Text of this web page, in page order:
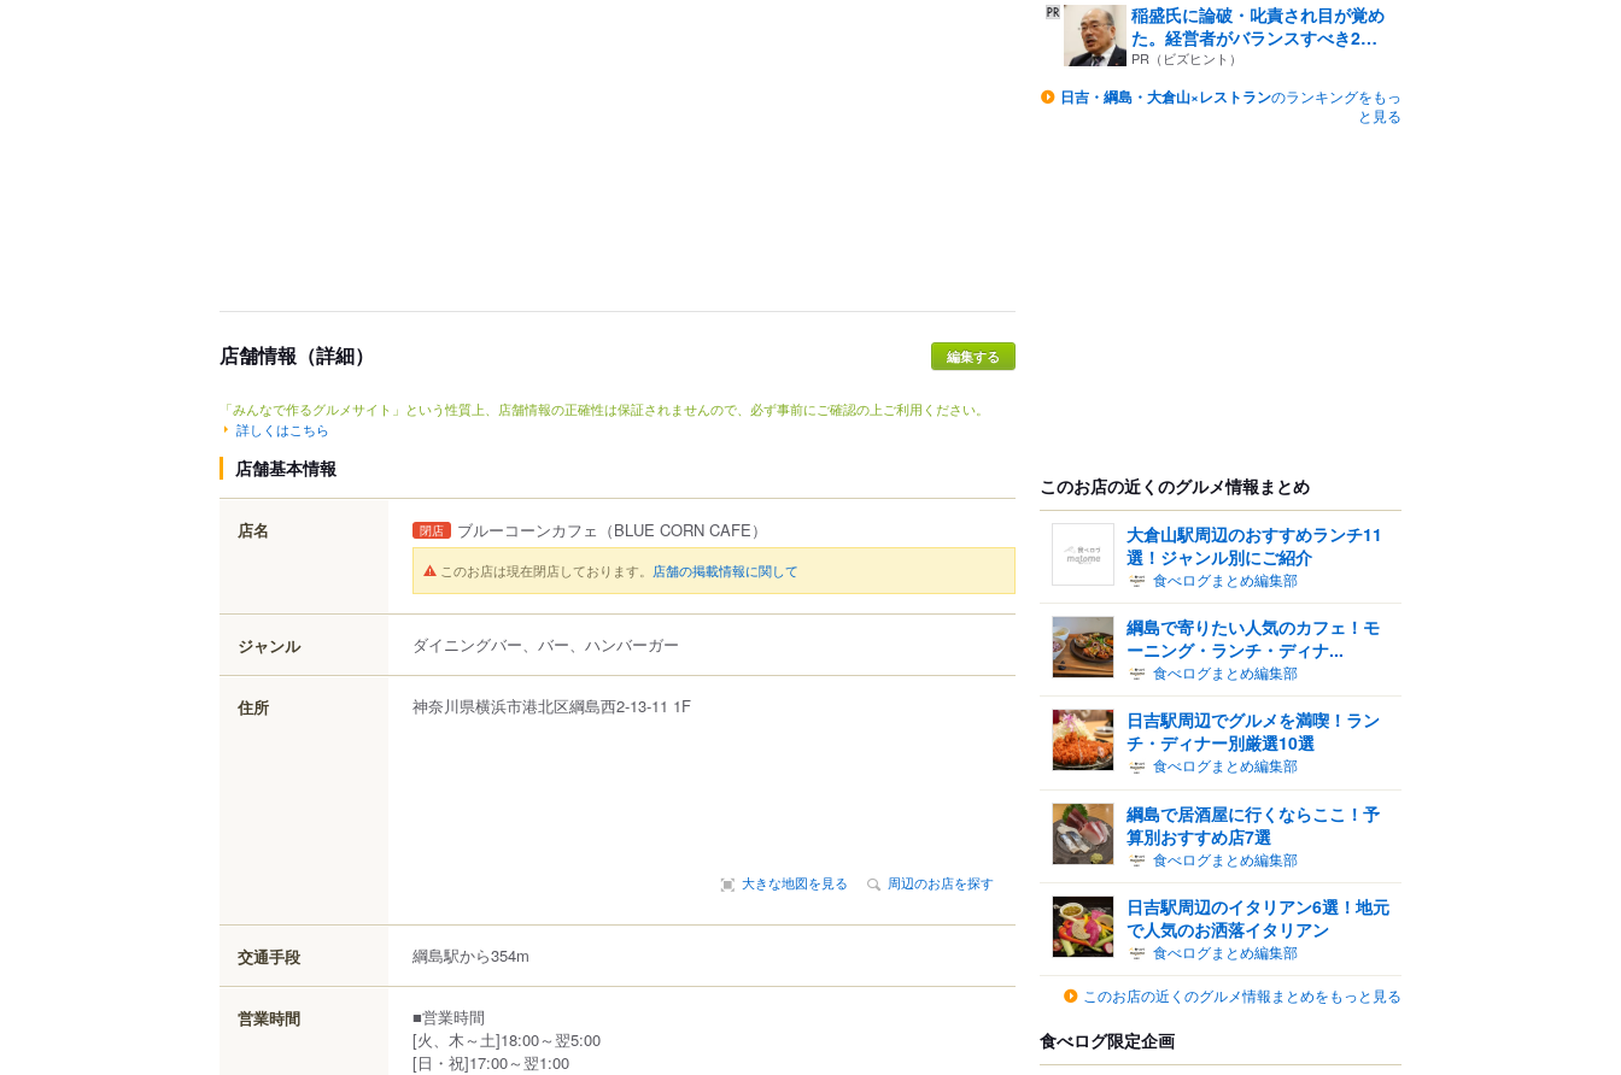
店舗情報（詳細） 編集する
「みんなで作るグルメサイト」という性質上、店舗情報の正確性は保証されませんので、必ず事前にご確認の上ご利用ください。
詳しくはこちら
店舗基本情報
店名 閉店 ブルーコーンカフェ （BLUE CORN CAFE）
このお店は現在閉店しております。 店舗の掲載情報に関して
ジャンル ダイニングバー、バー、ハンバーガー
住所 神奈川県横浜市港北区綱島西2-13-11 1F
大きな地図を見る 周辺のお店を探す
交通手段 綱島駅から354m
営業時間
■営業時間
[火、木～土]18:00～翌5:00
[日・祝]17:00～翌1:00
稲盛氏に論破・叱責され目が覚め
た。経営者がバランスすべき2
つ...
PR（ビズヒント）
日吉・綱島・大倉山×レストランのランキングをもっ
と見る
このお店の近くのグルメ情報まとめ
大倉山駅周辺のおすすめランチ11
選！ジャンル別にご紹介
食べログまとめ編集部
綱島で寄りたい人気のカフェ！モ
ーニング・ランチ・ディナ...
食べログまとめ編集部
日吉駅周辺でグルメを満喫！ラン
チ・ディナー別厳選10選
食べログまとめ編集部
綱島で居酒屋に行くならここ！予
算別おすすめ店7選
食べログまとめ編集部
日吉駅周辺のイタリアン6選！地元
で人気のお洒落イタリアン
食べログまとめ編集部
このお店の近くのグルメ情報まとめをもっと見る
食べログ限定企画